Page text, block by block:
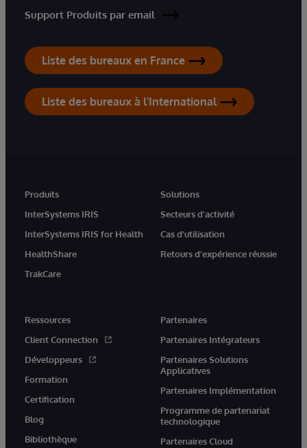
Support Produits par email
Liste des bureaux en France
Liste des bureaux à l'International
Produits
InterSystems IRIS
InterSystems IRIS for Health
HealthShare
TrakCare
Solutions
Secteurs d'activité
Cas d'utilisation
Retours d'expérience réussie
Ressources
Client Connection
Développeurs
Formation
Certification
Blog
Bibliothèque
Partenaires
Partenaires Intégrateurs
Partenaires Solutions
Applicatives
Partenaires Implémentation
Programme de partenariat
technologique
Partenaires Cloud